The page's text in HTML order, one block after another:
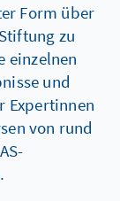
Form über
zu
einzelnen
und
Expertinnen
von rund